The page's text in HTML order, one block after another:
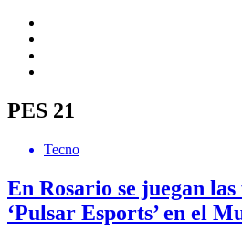
PES 21
Tecno
En Rosario se juegan las
‘Pulsar Esports’ en el